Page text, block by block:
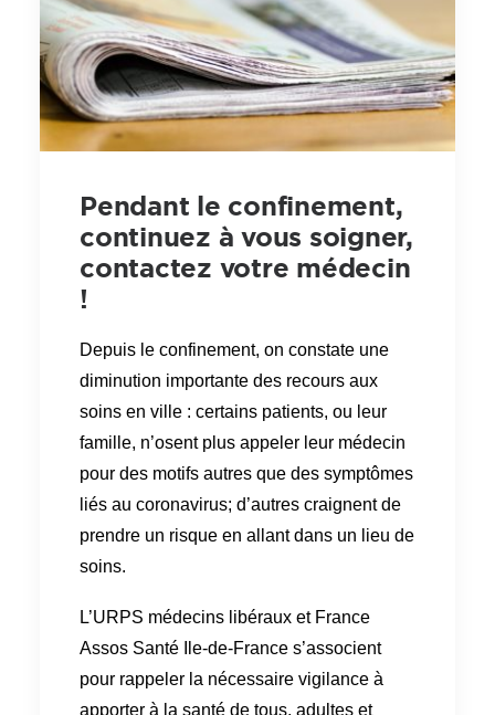
Pendant le confinement,
continuez à vous soigner,
contactez votre médecin
!
Depuis le confinement, on constate une
diminution importante des recours aux
soins en ville : certains patients, ou leur
famille, n’osent plus appeler leur médecin
pour des motifs autres que des symptômes
liés au coronavirus; d’autres craignent de
prendre un risque en allant dans un lieu de
soins.
L’URPS médecins libéraux et France
Assos Santé Ile-de-France s’associent
pour rappeler la nécessaire vigilance à
apporter à la santé de tous, adultes et